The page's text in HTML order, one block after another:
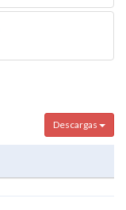
Descargas